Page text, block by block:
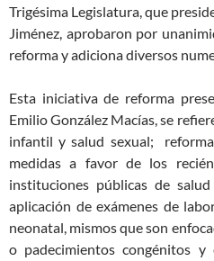
Trigésima Legislatura, que
Jiménez, aprobaron por
reforma y adiciona diversos
Esta iniciativa de reforma
Emilio González Macías, se
infantil y salud sexual;
medidas a favor de los
instituciones públicas de
aplicación de exámenes de
neonatal, mismos que son
o padecimientos congénitos